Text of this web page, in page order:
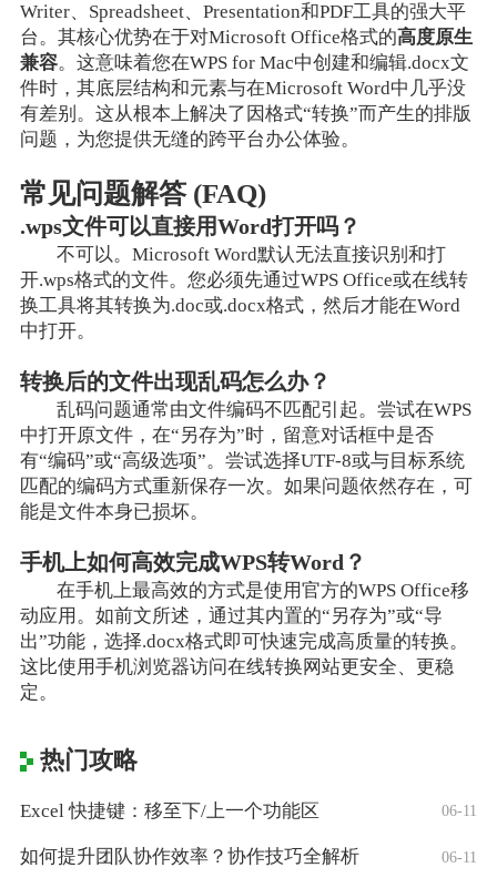
Writer、Spreadsheet、Presentation和PDF工具的强大平
台。其核心优势在于对Microsoft Office格式的高度原生
兼容。这意味着您在WPS for Mac中创建和编辑.docx文
件时，其底层结构和元素与在Microsoft Word中几乎没
有差别。这从根本上解决了因格式“转换”而产生的排版
问题，为您提供无缝的跨平台办公体验。
常见问题解答 (FAQ)
.wps文件可以直接用Word打开吗？
不可以。Microsoft Word默认无法直接识别和打
开.wps格式的文件。您必须先通过WPS Office或在线转
换工具将其转换为.doc或.docx格式，然后才能在Word
中打开。
转换后的文件出现乱码怎么办？
乱码问题通常由文件编码不匹配引起。尝试在WPS
中打开原文件，在“另存为”时，留意对话框中是否
有“编码”或“高级选项”。尝试选择UTF-8或与目标系统
匹配的编码方式重新保存一次。如果问题依然存在，可
能是文件本身已损坏。
手机上如何高效完成WPS转Word？
在手机上最高效的方式是使用官方的WPS Office移
动应用。如前文所述，通过其内置的“另存为”或“导
出”功能，选择.docx格式即可快速完成高质量的转换。
这比使用手机浏览器访问在线转换网站更安全、更稳
定。
热门攻略
Excel 快捷键：移至下/上一个功能区 06-11
如何提升团队协作效率？协作技巧全解析 06-11